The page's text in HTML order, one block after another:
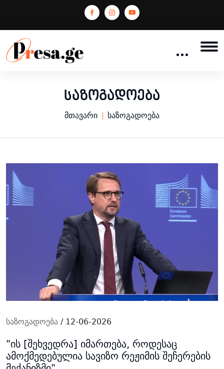
საზოგადოება
მთავარი საზოგადოება
საზოგადოება / 12-06-2026
"ის [შეხვედრა] იმართება, როდესაც
ამოქმედებულია სავიზო რეჟიმის შეჩერების